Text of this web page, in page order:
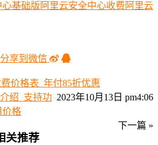
心基础版 阿里云安全中心收费 阿里云
享到微信
价格表_年付85折优惠
2023年10月13日 pm4:06
绍_支持功
价格
下一篇 »
关推荐